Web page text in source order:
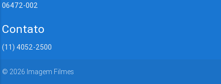
06472-002
Contato
(11) 4052-2500
© 2026 Imagem Filmes